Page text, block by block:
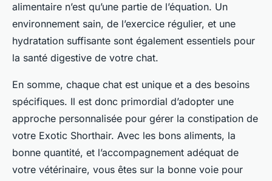
alimentaire n’est qu’une partie de l’équation. Un
environnement sain, de l’exercice régulier, et une
hydratation suffisante sont également essentiels pour
la santé digestive de votre chat.
En somme, chaque chat est unique et a des besoins
spécifiques. Il est donc primordial d’adopter une
approche personnalisée pour gérer la constipation de
votre Exotic Shorthair. Avec les bons aliments, la
bonne quantité, et l’accompagnement adéquat de
votre vétérinaire, vous êtes sur la bonne voie pour